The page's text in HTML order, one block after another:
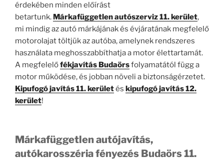
érdekében minden előírást
betartunk. Márkafüggetlen autószerviz 11. kerület,
mi mindig az autó márkájának és évjáratának megfelelő
motorolajat töltjük az autóba, amelynek rendszeres
használata meghosszabbíthatja a motor élettartamát.
A megfelelőfékjavítás Budaörsfolyamatától függ a
motor működése, és jobban növeli a biztonságérzetet.
Kipufogó javítás 11. kerületés kipufogó javítás 12.
kerület!
Márkafüggetlen autójavítás,
autókarosszéria fényezés Budaörs 11.